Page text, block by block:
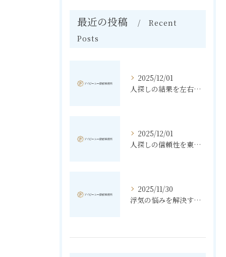
最近の投稿
Recent
Posts
2025/12/01
人探しの結果を左右する東京都文京区での調査手順と費用相場
2025/12/01
人探しの信頼性を東京都豊島区で高める探偵選びのポイント
2025/11/30
浮気の悩みを解決する素行調査と東京都北区で知っておきたいポイント